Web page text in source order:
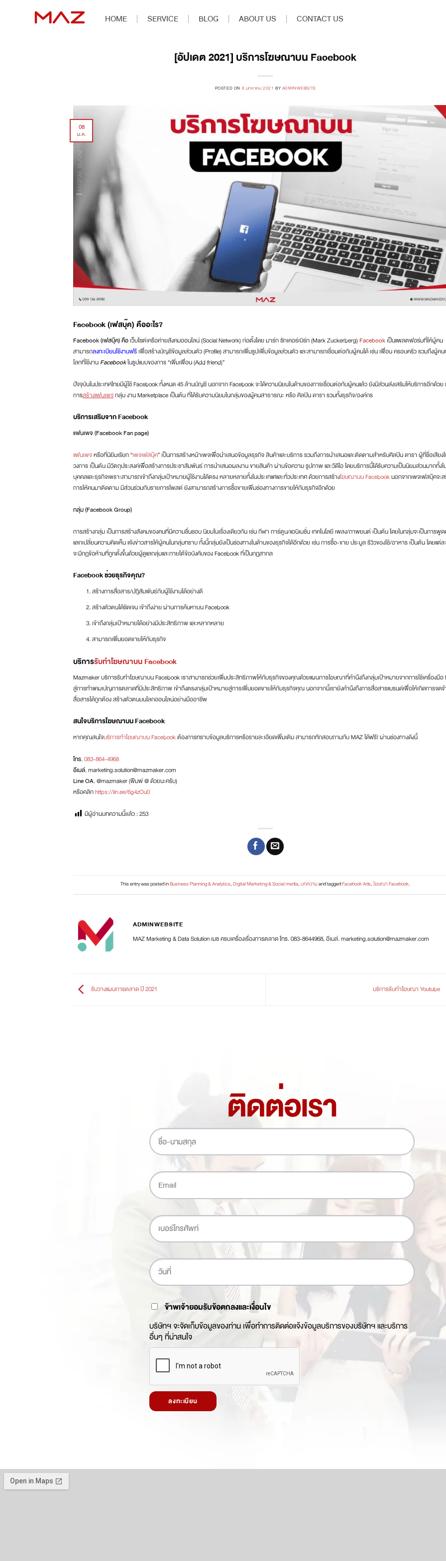
HOME SERVICE BLOG ABOUT US CONTACT US
[อัปเดต 2021] บริการโฆษณาบน Facebook
POSTED ON 8 มกราคม 2021 BY ADMINWEBSITE
08
ม.ค.
Facebook (เฟสบุ๊ค) คืออะไร?
Facebook (เฟสบุ๊ค) คือเว็บไซต์เครือค่ายสังคมออนไลน์ (Social Network) ก่อตั้งโดย มาร์ก ซักเคอร์เบิร์ก (Mark Zuckerberg)Facebookเป็นแพลตฟอร์มที่ให้ผู้คน
สามารถลงทะเบียนใช้งานฟรีเพื่อสร้างบัญชีข้อมูลส่วนตัว (Profile) สามารถเพิ่มรูปเพิ่มข้อมูลส่วนตัว และสามารถเชื่อมต่อกับผู้คนได้ เช่น เพื่อน ครอบครัว รวมถึงผู้ค
โลกที่ใช้งานFacebookในรูปแบบของการ “เพิ่มเพื่อน (Add friend)”
ปัจจุบันในประเทศไทยมีผู้ใช้ Facebook ทั้งหมด 45 ล้านบัญชี นอกจาก Facebook จะได้ความนิยนในด้านของการเชื่อมต่อกับผู้คนแล้ว ยังมีส่วนส่งเสริมให้บริการอีกด้วย
การสร้างแฟนเพจกลุ่ม งาน Marketplace เป็นต้น ที่ได้รับความนิยมในกลุ่มของผู้คนสาธารณะ หรือ ศิลปิน ดารา รวมทั้งธุรกิจ/องค์กร
บริการเสริมจาก Facebook
แฟนเพจ (Facebook Fan page)
แฟนเพจหรือที่นิยิมเรียก “เพจเฟสบุ๊ค” เป็นการสร้างหน้าเพจเพื่อนำเสนอข้อมูลธุรกิจ สินค้าและบริการ รวมถึงการนำเสนอและติดตามสำหรับศิลปิน ดารา ผู้ที่ชื่อเสียง
วงการ เป็นต้น มีวัตถุประสงค์เพื่อสร้างการประชาสัมพันธ์ การนำเสนอผลงาน ขายสินค้า ผ่านข้อความ รูปภาพ และวีดีโอ โดยบริการนี้ได้รับความเป็นนิยมส่วนมากทั้ง
บุคคลและธุรกิจเพราะสามารถเข้าถึงกลุ่มเป้าหมายผู้ใช้งานได้ตรง หลายหลายทั้งในประเทแศและทั่วประเทศ ด้วยการสร้างโฆษณาบน Facebookนอกจากเพจเฟสบุ๊คจะ
การให้คนมาติดตาม มีส่วนร่วมกับรายการโพสต์ ยังสามารถสร้างการซื้อขายเพิ่มช่องทางการขายให้กับธุรกิจอีกด้วย
กลุ่ม (Facebook Group)
การสร้างกลุ่ม เป็นการสร้างสังคมของคนที่มีความชื่นชอบ นิยมในเรื่องเดียวกัน เช่น กีฬา การ์ตูน/แอนิเมชั่น เทคโนโลยี เพลง/ภาพยนต์ เป็นต้น โดยในกลุ่มจะเป็นการพู
แลกเปลี่ยนความคิดเห็น แจ้งข่าวสารให้ผู้คนในกลุ่มทราบ ทั้งนี้กลุ่มยังเป็นช่องทางในด้านของธุรกิจได้อีกด้วย เช่น การซื้อ-ขาย ประมูล รีวิวของใช้/อาหาร เป็นต้น โดยแต่
จะมีกฏข้อห้ามที่ถูกตั้งขึ้นด้วยผู้ดูแลกลุ่มและภายใต้ข้อบังคับของ Facebook ที่เป็นกฏสากล
Facebook ช่วยธุรกิจคุณ?
สร้างการสื่อสาร/ปฎิสัมพันธ์กับผู้ใช้งานได้อย่างดี
สร้างตัวตนได้ชัดเจน เข้าถึงง่าย ผ่านการค้นหาบน Facebook
เข้าถึงกลุ่มเป้าหมายได้อย่างมีประสิทธิภาพ และหลากหลาย
สามารถเพิ่มยอดขายให้กับธุรกิจ
บริการรับทำโฆษณาบน Facebook
Mazmaker บริการรับทำโฆษณาบน Facebook เราสามารถช่วยเพิ่มประสิทธิภาพให้กับธุรกิจของคุณด้วยแผนการโฆษณาที่คำนึงถึงกลุ่มเป้าหมายจากการใช้เครื่องมือ
สู่การทำแคมเปญการตลาดที่มีประสิทธิภาพ เข้าถึงตรงกลุ่มเป้าหมายสู่การเพิ่มยอดขายให้กับธุรกิจคุณ นอกจากนี้เรายังคำนึงถึงการสื่อสารแบรนด์เพื่อให้เกิดการจดจ
สื่อสารได้ถูกต้อง สร้างตัวตนบนโลกออนไลน์อย่างมืออาชีพ
สนใจบริการโฆษณาบน Facebook
หากคุณสนใจบริการทำโฆษณาบน Facebookต้องการทราบข้อมูลบริการหรือรายละเอียดเพิ่มเติม สามารถทักสอบถามกับ MAZ ได้ฟรี! ผ่านช่องทางดังนี้
โทร.083-864-4968
อีเมล์.marketing.solution@mazmaker.com
Line OA.@mazmaker (พิมพ์ @ ด้วยนะครับ)
หรือคลิกhttps://lin.ee/6g4zOu0
มีผู้อ่านบทความนี้เเล้ว :253
This entry was posted inBusiness Planning & Analytics,Digital Marketing & Social media,บทความand taggedFacebook Ads,โฆษณา Facebook.
ADMINWEBSITE
MAZ Marketing & Data Solution เมซ ครบเครื่องเรื่องการตลาด โทร. 083-8644968, อีเมล์. marketing.solution@mazmaker.com
รับวางแผนการตลาด ปี 2021 บริการรับทำโฆษณา Youtube
ติดต่อเรา
ข้าพเจ้ายอมรับข้อตกลงและเงื่อนไข
บริษัทฯ จะจัดเก็บข้อมูลของท่าน เพื่อทำการติดต่อแจ้งข้อมูลบริการของบริษัทฯ และบริการ
อื่นๆ ที่น่าสนใจ
ลงทะเบียน